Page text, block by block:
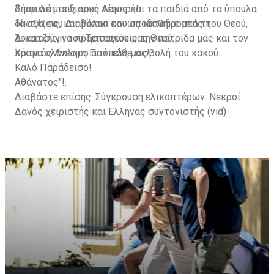
διαφυλάττεις τους νέους και τα παιδιά από τα ύπουλα
δίκτυα του Διαβόλου και ως καταδρομέας του Θεού,
λοκατζής, να προστατεύεις την πατρίδα μας και τον
κόσμο ολόκληρο από κάθε εισβολή του κακού.
Zήσε σε μια διαρκή Λαμπρή!
Το αξίζεις, και δίκαια σου αποδόθηκε από τη
Δικαιοσύνη του Τρισαγίου μας Θεού.
Χριστός Ανέστη Παντελή μας!
Καλό Παράδεισο!
Αθάνατος"!.
Διαβάστε επίσης: Σύγκρουση ελικοπτέρων: Νεκροί
Δανός χειριστής και Έλληνας συντονιστής (vid)